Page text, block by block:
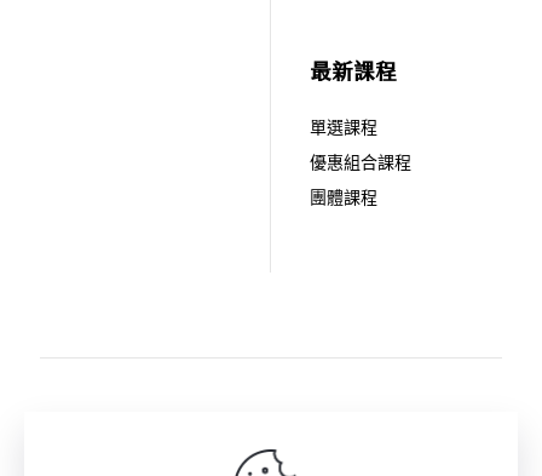
最新課程
單選課程
優惠組合課程
團體課程